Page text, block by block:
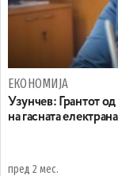
ЕКОНОМИЈА
Узунчев: Грантот
на гасната
пред 2 мес.